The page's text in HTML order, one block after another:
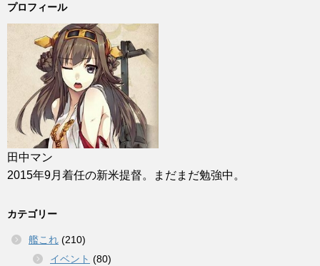
プロフィール
田中マン
2015年9月着任の新米提督。まだまだ勉強中。
カテゴリー
艦これ (210)
イベント (80)